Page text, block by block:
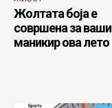
Жолтата боја е
совршена за
маникир ова лето